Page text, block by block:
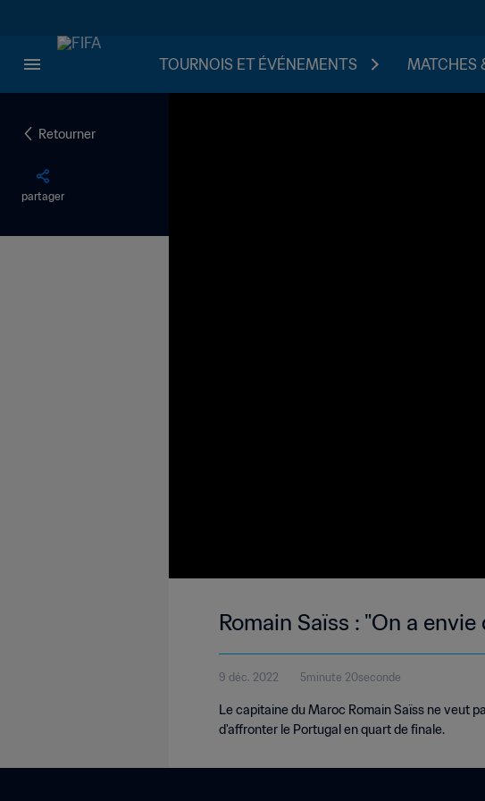
TOURNOIS ET ÉVÉNEMENTS MATCHES
Retourner
partager
Romain Saïss : "On a
9 déc. 2022 5minute 20seconde
Le capitaine du Maroc Romain Saïss ne veut
d'affronter le Portugal en quart de finale.